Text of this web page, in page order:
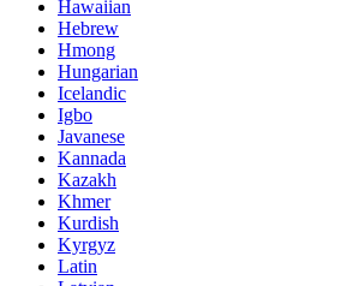
Hawaiian
Hebrew
Hmong
Hungarian
Icelandic
Igbo
Javanese
Kannada
Kazakh
Khmer
Kurdish
Kyrgyz
Latin